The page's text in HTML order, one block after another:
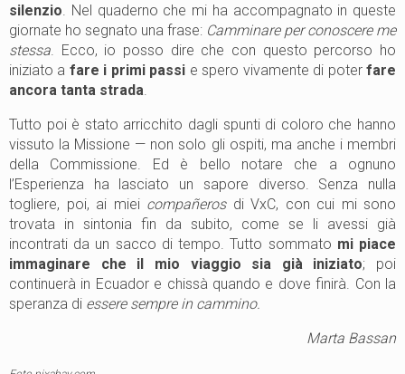
silenzio . Nel quaderno che mi ha accompagnato in queste
giornate ho segnato una frase: Camminare per conoscere me
stessa . Ecco, io posso dire che con questo percorso ho
iniziato a fare i primi passi e spero vivamente di poterfare
ancora tanta strada
Tutto poi è stato arricchito dagli spunti di coloro che hanno
vissuto la Missione — non solo gli ospiti, ma anche i membri
della Commissione. Ed è bello notare che a ognuno
l’Esperienza ha lasciato un sapore diverso. Senza nulla
togliere, poi, ai miei compañeros di VxC, con cui mi sono
trovata in sintonia fin da subito, come se li avessi già
incontrati da un sacco di tempo. Tutto sommato mi piace
immaginare che il mio viaggio sia già iniziato; poi
continuerà in Ecuador e chissà quando e dove finirà. Con la
speranza di essere sempre in cammino.
Marta Bassan